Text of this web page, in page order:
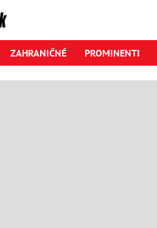
ZAHRANIČNÉ PROMINENTI